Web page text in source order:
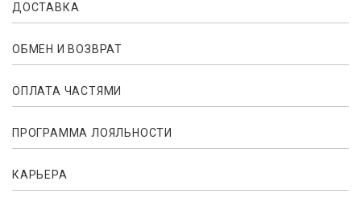
ДОСТАВКА
ОБМЕН И ВОЗВРАТ
ОПЛАТА ЧАСТЯМИ
ПРОГРАММА ЛОЯЛЬНОСТИ
КАРЬЕРА